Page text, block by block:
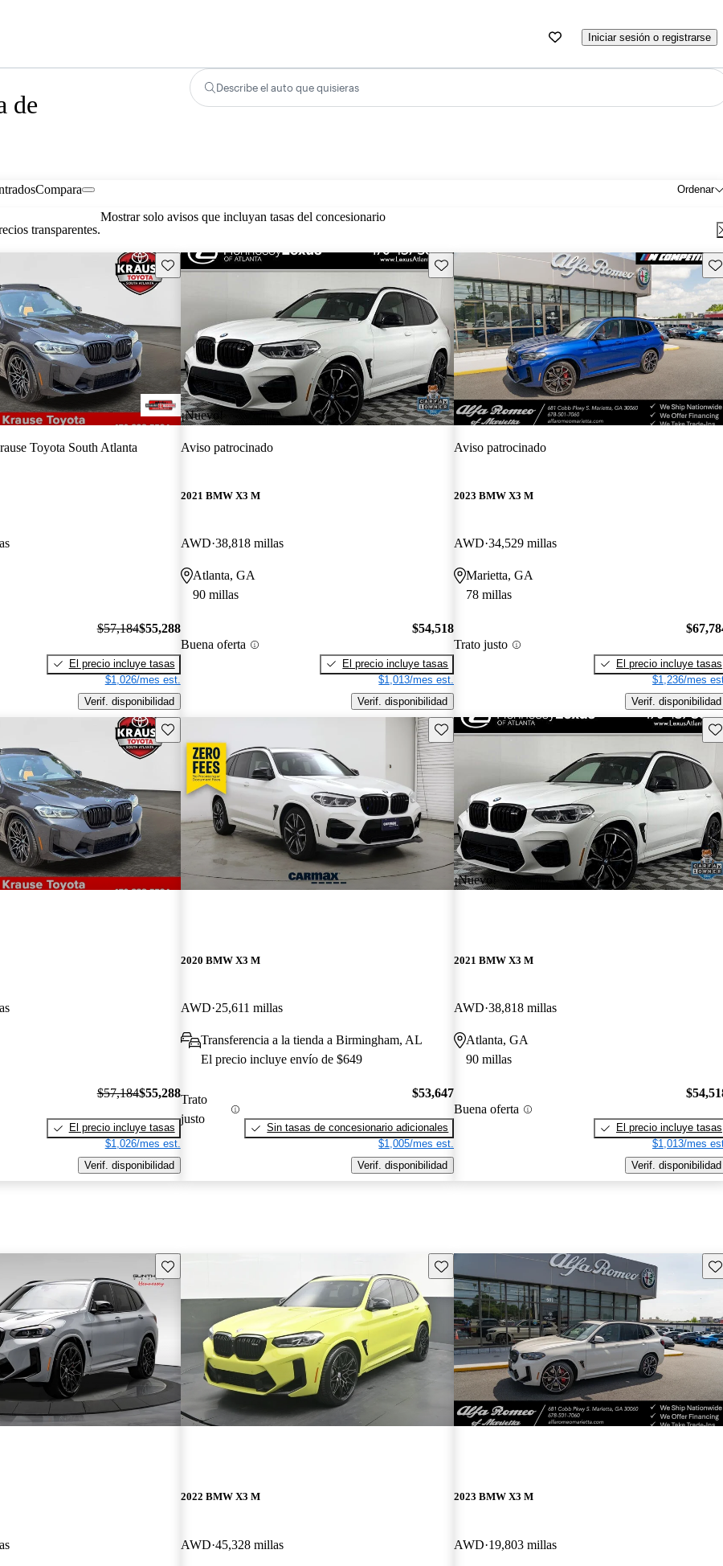
Iniciar sesión o registrarse
de
Describe el auto que quisieras
Ordenar
Compara
transparentes.
Mostrar solo avisos que incluyan tasas del concesionario
Guarda este Aviso
Toyota South Atlanta
$57,184$55,288
El precio incluye tasas
$1,026/mes est.
Verif. disponibilidad
¡Nuevo!
Guarda este Aviso
Aviso patrocinado
2021 BMW X3 M
AWD 38,818 millas
Atlanta, GA
90 millas
Buena oferta
$54,518
El precio incluye tasas
$1,013/mes est.
Verif. disponibilidad
Aviso patrocinado
2023 BMW X3 M
AWD 34,529 millas
Marietta, GA
78 millas
Trato justo
El precio incluye tasas
$1,236/mes
Verif. disponibilidad
Guarda este Aviso
$57,184$55,288
El precio incluye tasas
$1,026/mes est.
Verif. disponibilidad
Guarda este Aviso
2020 BMW X3 M
AWD 25,611 millas
Transferencia a la tienda a Birmingham, AL
El precio incluye envío de $649
Trato
justo
$53,647
Sin tasas de concesionario adicionales
$1,005/mes est.
Verif. disponibilidad
¡Nuevo!
2021 BMW X3 M
AWD 38,818 millas
Atlanta, GA
90 millas
Buena oferta
El precio incluye tasas
$1,013/mes
Verif. disponibilidad
Guarda este Aviso Guarda este Aviso
2022 BMW X3 M
AWD 45,328 millas
2023 BMW X3 M
AWD 19,803 millas